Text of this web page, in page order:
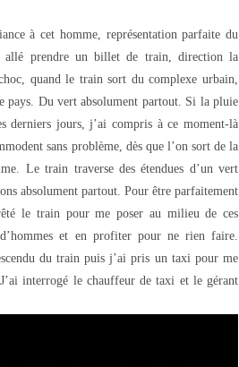
à cet homme, représentation parfaite du
allé prendre un billet de train, direction la
quand le train sort du complexe urbain,
pays. Du vert absolument partout. Si la pluie
derniers jours, j’ai compris à ce moment-là
sans problème, dès que l’on sort de la
Le train traverse des étendues d’un vert
absolument partout. Pour être parfaitement
le train pour me poser au milieu de ces
et en profiter pour ne rien faire.
du train puis j’ai pris un taxi pour me
interrogé le chauffeur de taxi et le gérant